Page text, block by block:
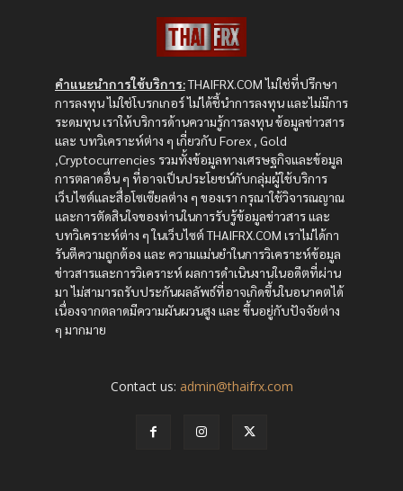
คำแนะนำการใช้บริการ:THAIFRX.COM ไม่ใช่ที่ปรึกษา
การลงทุน ไม่ใช่โบรกเกอร์ ไม่ได้ชี้นำการลงทุน และไม่มีการ
ระดมทุน เราให้บริการด้านความรู้การลงทุน ข้อมูลข่าวสาร
และ บทวิเคราะห์ต่าง ๆ เกี่ยวกับ Forex , Gold
,Cryptocurrencies รวมทั้งข้อมูลทางเศรษฐกิจและข้อมูล
การตลาดอื่น ๆ ที่อาจเป็นประโยชน์กับกลุ่มผู้ใช้บริการ
เว็บไซต์และสื่อโซเซียลต่าง ๆ ของเรา กรุณาใช้วิจารณญาณ
และการตัดสินใจของท่านในการรับรู้ข้อมูลข่าวสาร และ
บทวิเคราะห์ต่าง ๆ ในเว็บไซต์ THAIFRX.COM เราไม่ได้กา
รันตีความถูกต้อง และ ความแม่นยำในการวิเคราะห์ข้อมูล
ข่าวสารและการวิเคราะห์ ผลการดำเนินงานในอดีตที่ผ่าน
มา ไม่สามารถรับประกันผลลัพธ์ที่อาจเกิดขึ้นในอนาคตได้
เนื่องจากตลาดมีความผันผวนสูง และ ขึ้นอยู่กับปัจจัยต่าง
ๆ มากมาย
Contact us: admin@thaifrx.com